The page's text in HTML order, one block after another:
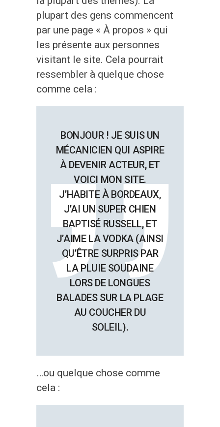
plupart des gens commencent
par une page « À propos » qui
les présente aux personnes
visitant le site. Cela pourrait
ressembler à quelque chose
comme cela :
BONJOUR ! JE SUIS UN
MÉCANICIEN QUI ASPIRE
À DEVENIR ACTEUR, ET
VOICI MON SITE.
J’HABITE À BORDEAUX,
J’AI UN SUPER CHIEN
BAPTISÉ RUSSELL, ET
J’AIME LA VODKA (AINSI
QU’ÊTRE SURPRIS PAR
LA PLUIE SOUDAINE
LORS DE LONGUES
BALADES SUR LA PLAGE
AU COUCHER DU
SOLEIL).
…ou quelque chose comme
cela :